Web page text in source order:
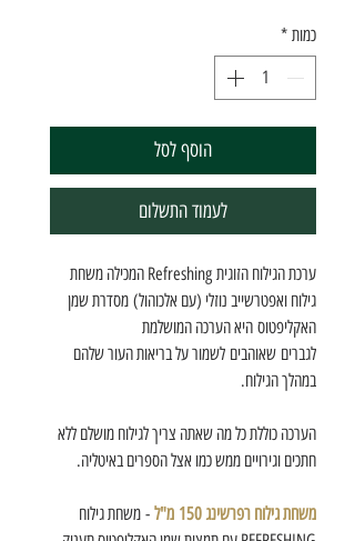
כמות *
הוסף לסל
לעמוד התשלום
ערכת הגילוח הזוגית Refreshing המכילה משחת
גילוח ואפטרשייב נוזלי (עם אלכוהול) מסדרת שמן
האקליפטוס היא הערכה המושלמת
לגברים שאוהבים לשמור על בריאות העור שלהם
במהלך הגילוח.
הערכה כוללת כל מה שאתה צריך לגילוח מושלם ללא
חתכים וגירויים ממש כמו אצל הספרים באיטליה.
משחת גילוח רפרשינג 150 מ"ל
- משחת גילוח